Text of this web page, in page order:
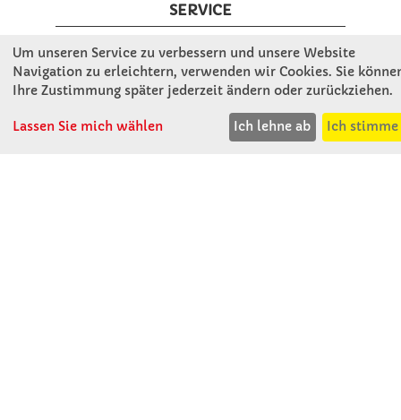
SERVICE
Gute Gründe für Winkler
Basteltipps
Kataloge und Magazine
Bestellformular
Um unseren Service zu verbessern und unsere Website
Navigation zu erleichtern, verwenden wir Cookies. Sie
Ihre Zustimmung später jederzeit ändern oder zurückziehen.
Lassen Sie mich wählen Ich lehne ab Ich